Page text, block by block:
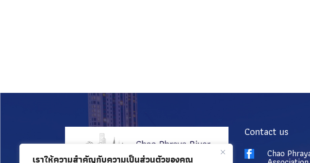
เราให้ความสำคัญกับความเป็นส่วนตัวของคุณ
Contact us
 Chao